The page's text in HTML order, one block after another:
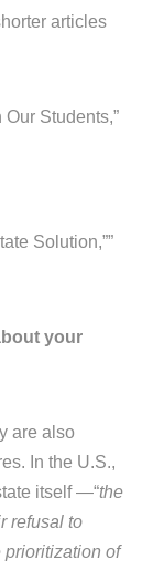
articles
Students,”
Solution,””
your
are also
In the U.S.,
itself —“the
refusal to
prioritization of